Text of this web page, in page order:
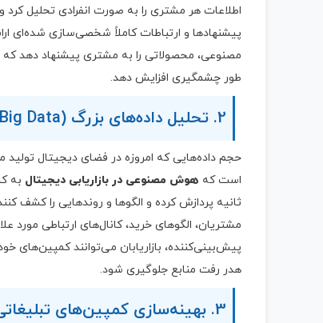
اطلاعات هر مشتری را به صورت انفرادی تحلیل
پیشنهادها و ارتباطات کاملاً شخصی‌سازی شده‌ای
مصنوعی، محصولاتی را به مشتری پیشنهاد دهد که
طور چشمگیری افزایش دهد.
2. تحلیل داده‌های بزرگ (Big Data) و پیش‌بینی رفتار مشتری
حجم داده‌هایی که امروزه در فضای دیجیتال
است که هوش مصنوعی در بازاریابی دیجیتال به
ثانیه پردازش کرده و الگوها و روندهایی را کشف
مشتریان، الگوهای خرید، کانال‌های ارتباطی
پیش‌بینی‌کننده، بازاریابان می‌توانند
هدر رفت منابع جلوگیری شود.
3. بهینه‌سازی کمپین‌های تبلیغاتی و افزایش ROI